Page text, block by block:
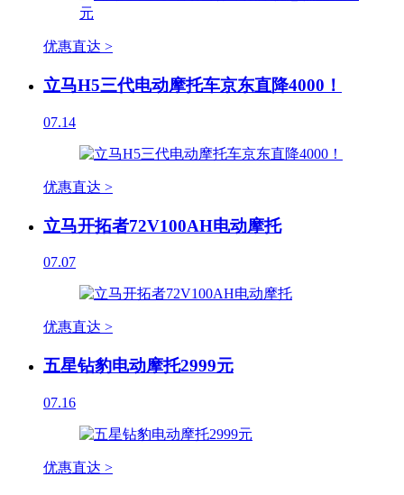
优惠直达 >
立马H5三代电动摩托车京东直降4000！
07.14
优惠直达 >
立马开拓者72V100AH电动摩托
07.07
优惠直达 >
五星钻豹电动摩托2999元
07.16
优惠直达 >